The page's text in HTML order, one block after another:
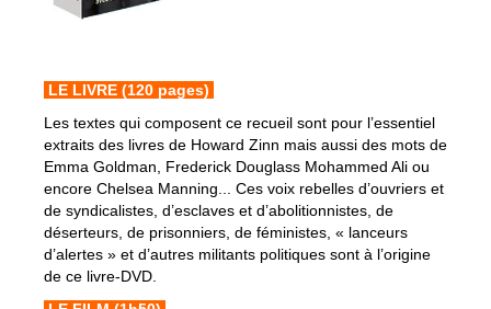
LE LIVRE (120 pages)
Les textes qui composent ce recueil sont pour l’essentiel
extraits des livres de Howard Zinn mais aussi des mots de
Emma Goldman, Frederick Douglass Mohammed Ali ou
encore Chelsea Manning... Ces voix rebelles d’ouvriers et
de syndicalistes, d’esclaves et d’abolitionnistes, de
déserteurs, de prisonniers, de féministes, « lanceurs
d’alertes » et d’autres militants politiques sont à l’origine
de ce livre-DVD.